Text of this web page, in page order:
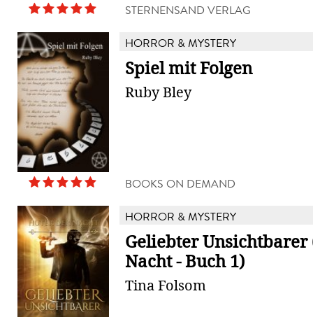
STERNENSAND VERLAG
HORROR & MYSTERY
Spiel mit Folgen
Ruby Bley
BOOKS ON DEMAND
HORROR & MYSTERY
Geliebter
Nacht - Buch 1)
Tina Folsom